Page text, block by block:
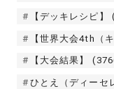
【デッキレシピ】
【世界大会4th（
【大会結果】
ひとえ（ディーセ